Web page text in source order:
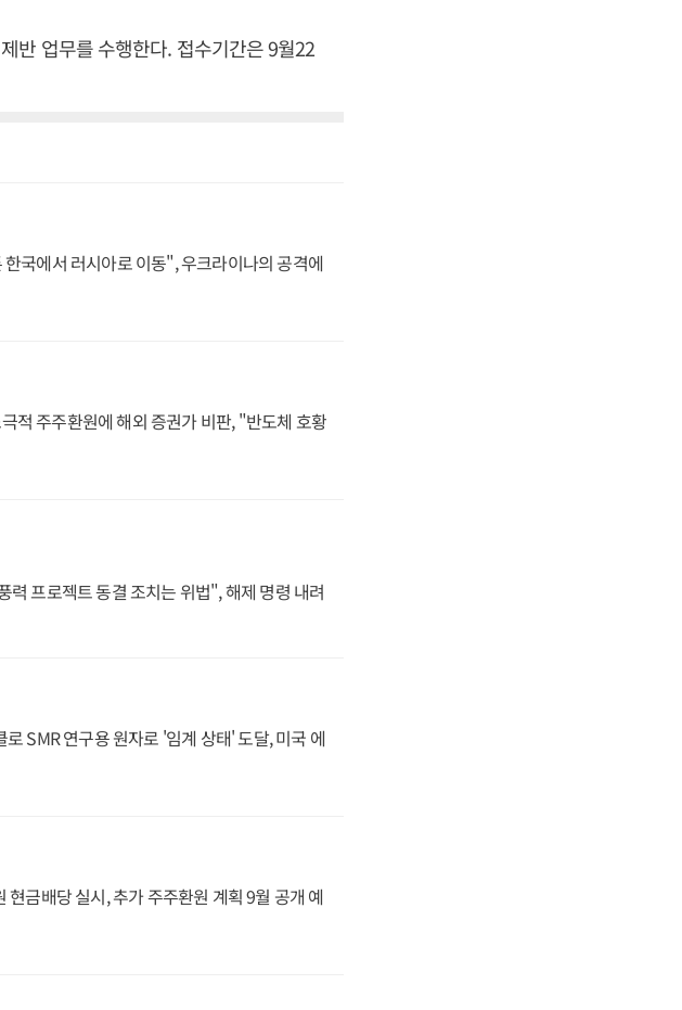
반 업무를 수행한다. 접수기간은 9월22
국에서 러시아로 이동", 우크라이나의 공격에
적 주주환원에 해외 증권가 비판, "반도체 호황
력 프로젝트 동결 조치는 위법", 해제 명령 내려
SMR 연구용 원자로 '임계 상태' 도달, 미국 에
현금배당 실시, 추가 주주환원 계획 9월 공개 예